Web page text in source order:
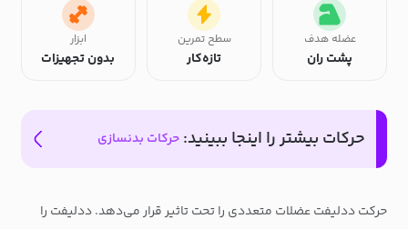
عضله هدف
پشت ران
سطح تمرین
تازه‌کار
ابزار
بدون تجهیزات
حرکات بیشتر را اینجا ببینید: حرکات بدنسازی
حرکت ددلیفت عضلات متعددی را تحت تاثیر قرار می‌دهد. ددلیفت را